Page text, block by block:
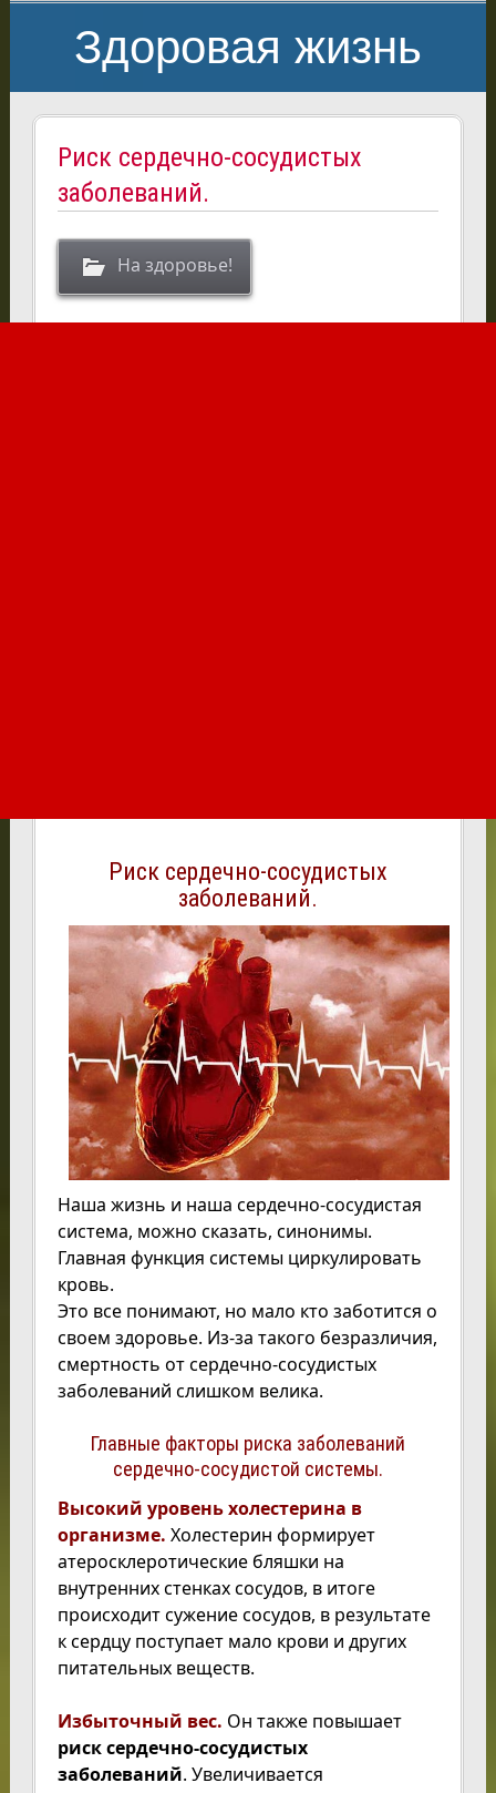
Здоровая жизнь
Риск сердечно-сосудистых
заболеваний.
На здоровье!
Риск сердечно-сосудистых
заболеваний.
Наша жизнь и наша сердечно-сосудистая
система, можно сказать, синонимы.
Главная функция системы циркулировать
кровь.
Это все понимают, но мало кто заботится о
своем здоровье. Из-за такого безразличия,
смертность от сердечно-сосудистых
заболеваний слишком велика.
Главные факторы риска заболеваний
сердечно-сосудистой системы.
Высокий уровень холестерина в
организме. Холестерин формирует
атеросклеротические бляшки на
внутренних стенках сосудов, в итоге
происходит сужение сосудов, в результате
к сердцу поступает мало крови и других
питательных веществ.
Избыточный вес. Он также повышает
риск сердечно-сосудистых
заболеваний. Увеличивается